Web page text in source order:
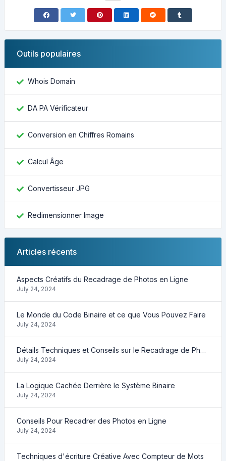
Outils populaires
Whois Domain
DA PA Vérificateur
Conversion en Chiffres Romains
Calcul Âge
Convertisseur JPG
Redimensionner Image
Articles récents
Aspects Créatifs du Recadrage de Photos en Ligne
July 24, 2024
Le Monde du Code Binaire et ce que Vous Pouvez Faire
July 24, 2024
Détails Techniques et Conseils sur le Recadrage de Photos
July 24, 2024
La Logique Cachée Derrière le Système Binaire
July 24, 2024
Conseils Pour Recadrer des Photos en Ligne
July 24, 2024
Techniques d'écriture Créative Avec Compteur de Mots